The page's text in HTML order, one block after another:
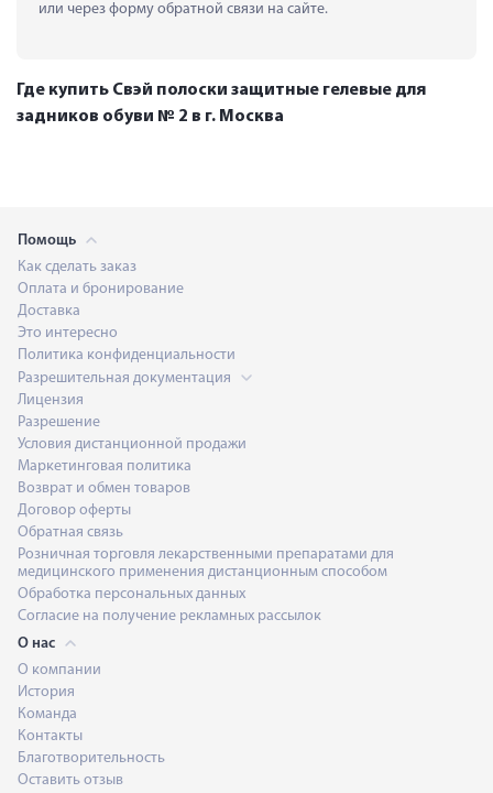
или через форму обратной связи на сайте.
Где купить Свэй полоски защитные гелевые для
задников обуви № 2 в г. Москва
Помощь
Как сделать заказ
Оплата и бронирование
Доставка
Это интересно
Политика конфиденциальности
Разрешительная документация
Лицензия
Разрешение
Условия дистанционной продажи
Маркетинговая политика
Возврат и обмен товаров
Договор оферты
Обратная связь
Розничная торговля лекарственными препаратами для
медицинского применения дистанционным способом
Обработка персональных данных
Согласие на получение рекламных рассылок
О нас
О компании
История
Команда
Контакты
Благотворительность
Оставить отзыв